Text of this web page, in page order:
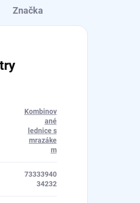
Značka
Kombinov
ané
lednice s
mrazáke
m
73333940
34232